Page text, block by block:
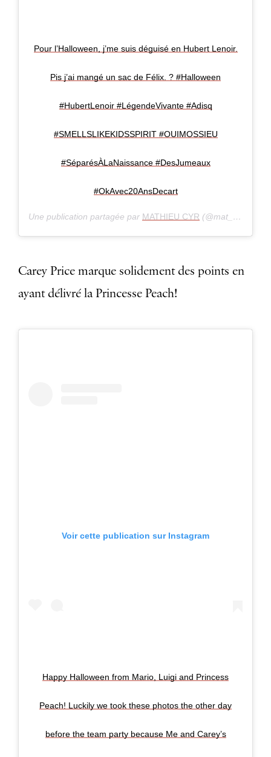
Pour l’Halloween, j’me suis déguisé en Hubert Lenoir.
Pis j’ai mangé un sac de Félix. ? #Halloween
#HubertLenoir #LégendeVivante #Adisq
#SMELLSLIKEKIDSSPIRIT #OUIMOSSIEU
#SéparésÀLaNaissance #DesJumeaux
#OkAvec20AnsDecart
Une publication partagée par MATHIEU CYR (@mat_cyr) le
Carey Price marque solidement des points en
ayant délivré la Princesse Peach!
Voir cette publication sur Instagram
Happy Halloween from Mario, Luigi and Princess
Peach! Luckily we took these photos the other day
before the team party because Me and Carey’s